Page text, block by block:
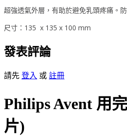
超強透氣外層，有助於避免乳頭疼痛。
尺寸：135 x 135 x 100 mm
發表評論
請先 登入 或 註冊
Philips Avent 用
片)